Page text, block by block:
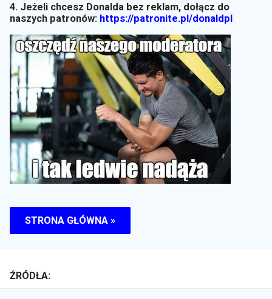
4. Jeżeli chcesz Donalda bez reklam, dołącz do
naszych patronów: https://patronite.pl/donaldpl
STRONA GŁÓWNA »
ŹRÓDŁA: